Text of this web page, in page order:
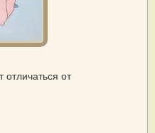
отличаться от